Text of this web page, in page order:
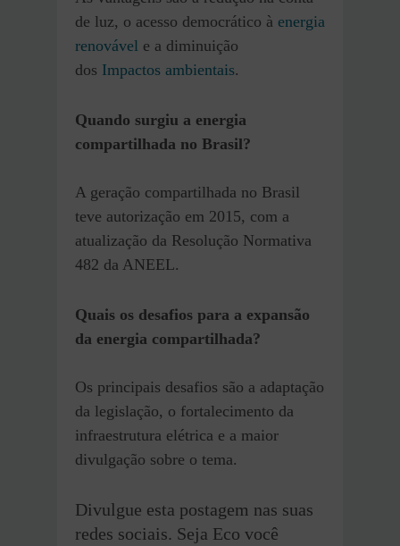
de luz, o acesso democrático à energia
renovável e a diminuição
dos Impactos ambientais.
Quando surgiu a energia
compartilhada no Brasil?
A geração compartilhada no Brasil
teve autorização em 2015, com a
atualização da Resolução Normativa
482 da ANEEL.
Quais os desafios para a expansão
da energia compartilhada?
Os principais desafios são a adaptação
da legislação, o fortalecimento da
infraestrutura elétrica e a maior
divulgação sobre o tema.
Divulgue esta postagem nas suas
redes sociais. Seja Eco você